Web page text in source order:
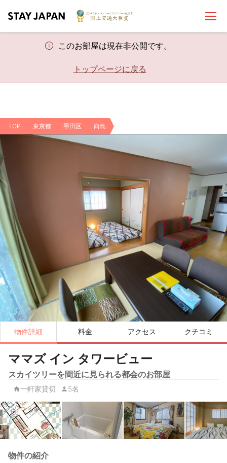
このお部屋は現在非公開です。
トップページに戻る
TOP 東京都 墨田区 向島
物件詳細 料金 アクセス クチコミ
ママズ イン タワービュー
スカイツリーを間近に見られる都会のお部屋
一軒家貸切 5名
物件の紹介